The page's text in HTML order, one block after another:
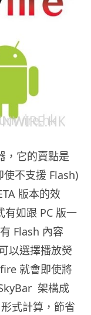
，它的賣點是
不支援 Flash)
版本的效
如跟 PC 版一
Flash 內容
以選擇播放熒
就會即使將
架構成
式計算，節省